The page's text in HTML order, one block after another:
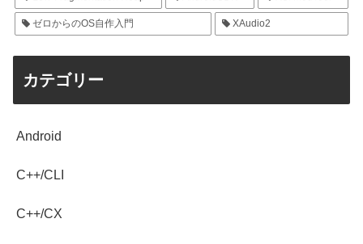
ゼロからのOS自作入門 XAudio2
カテゴリー
Android
C++/CLI
C++/CX